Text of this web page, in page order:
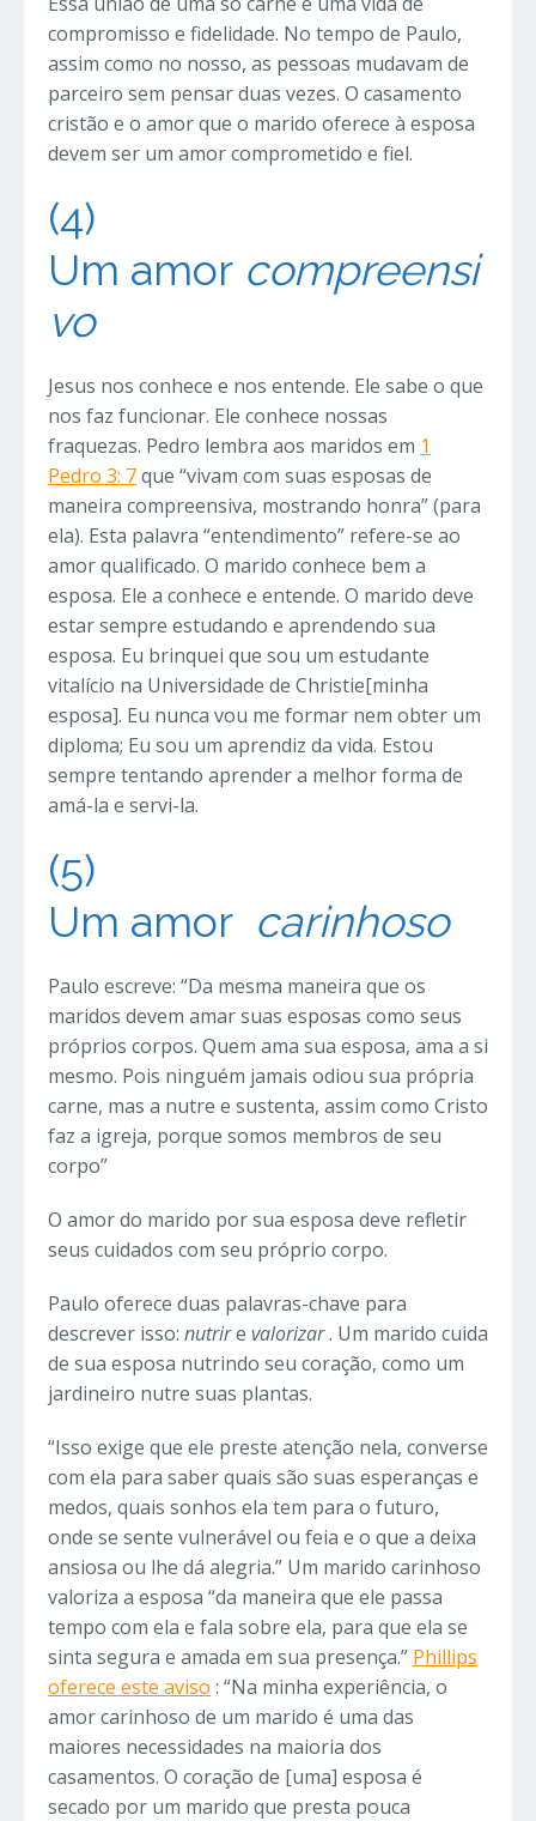
compromisso e fidelidade. No tempo de Paulo,
assim como no nosso, as pessoas mudavam de
parceiro sem pensar duas vezes. O casamento
cristão e o amor que o marido oferece à esposa
devem ser um amor comprometido e fiel.
(4)
Um amor compreensi
vo
Jesus nos conhece e nos entende. Ele sabe o que
nos faz funcionar. Ele conhece nossas
fraquezas. Pedro lembra aos maridos em 1
Pedro 3: 7que “vivam com suas esposas de
maneira compreensiva, mostrando honra” (para
ela). Esta palavra “entendimento” refere-se ao
amor qualificado. O marido conhece bem a
esposa. Ele a conhece e entende. O marido deve
estar sempre estudando e aprendendo sua
esposa. Eu brinquei que sou um estudante
vitalício na Universidade de Christie[minha
esposa]. Eu nunca vou me formar nem obter um
diploma; Eu sou um aprendiz da vida. Estou
sempre tentando aprender a melhor forma de
amá-la e servi-la.
(5)
Um amor carinhoso
Paulo escreve: “Da mesma maneira que os
maridos devem amar suas esposas como seus
próprios corpos. Quem ama sua esposa, ama a si
mesmo. Pois ninguém jamais odiou sua própria
carne, mas a nutre e sustenta, assim como Cristo
faz a igreja, porque somos membros de seu
corpo”
O amor do marido por sua esposa deve refletir
seus cuidados com seu próprio corpo.
Paulo oferece duas palavras-chave para
descrever isso: nutrire valorizar. Um marido cuida
de sua esposa nutrindo seu coração, como um
jardineiro nutre suas plantas.
“Isso exige que ele preste atenção nela, converse
com ela para saber quais são suas esperanças e
medos, quais sonhos ela tem para o futuro,
onde se sente vulnerável ou feia e o que a deixa
ansiosa ou lhe dá alegria.” Um marido carinhoso
valoriza a esposa “da maneira que ele passa
tempo com ela e fala sobre ela, para que ela se
sinta segura e amada em sua presença.” Phillips
oferece este aviso : “Na minha experiência, o
amor carinhoso de um marido é uma das
maiores necessidades na maioria dos
casamentos. O coração de [uma] esposa é
secado por um marido que presta pouca